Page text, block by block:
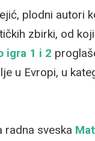
plodni autori
zbirki, od
igra 1 i 2
u Evropi, u
radna sveska